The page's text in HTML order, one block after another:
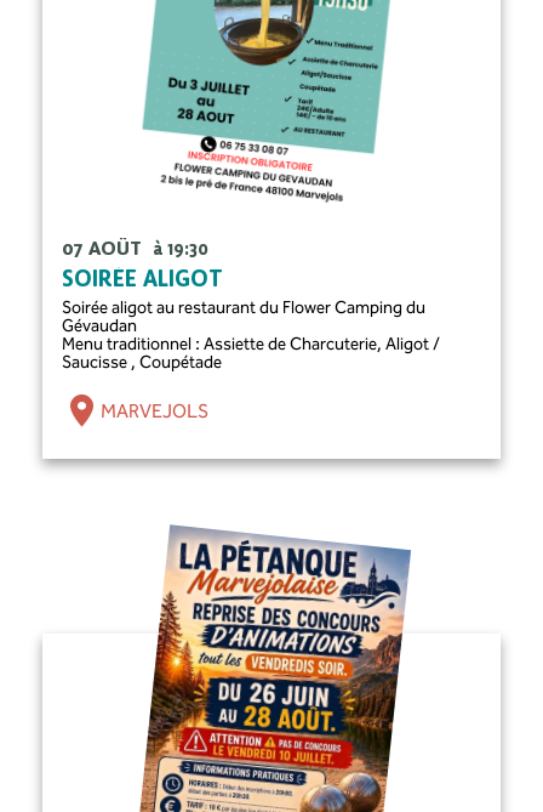
07 AOÛT à 19:30
SOIRÉE ALIGOT
Soirée aligot au restaurant du Flower Camping du
Gévaudan
Menu traditionnel : Assiette de Charcuterie, Aligot /
Saucisse , Coupétade
MARVEJOLS